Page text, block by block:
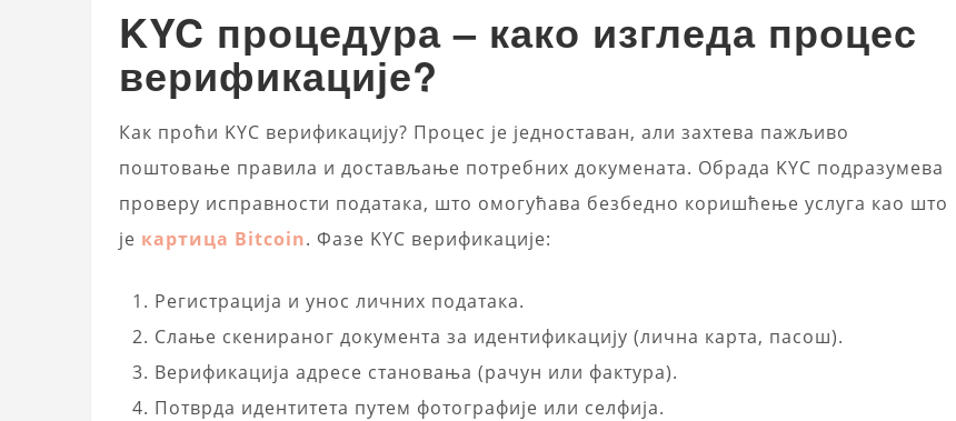
KYC процедура – како изгледа процес
верификације?
Как проћи KYC верификацију? Процес је једноставан, али захтева пажљиво
поштовање правила и достављање потребних докумената. Обрада KYC подразумева
проверу исправности података, што омогућава безбедно коришћење услуга као што
је картица Bitcoin. Фазе KYC верификације:
Регистрација и унос личних података.
Слање скенираног документа за идентификацију (лична карта, пасош).
Верификација адресе становања (рачун или фактура).
Потврда идентитета путем фотографије или селфија.